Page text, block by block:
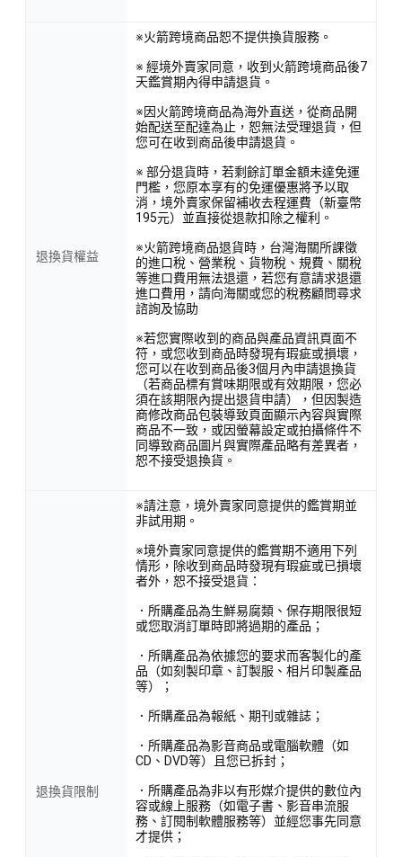
退換貨權益
※火箭跨境商品恕不提供換貨服務。
※ 經境外賣家同意，收到火箭跨境商品後7
天鑑賞期內得申請退貨。
※因火箭跨境商品為海外直送，從商品開
始配送至配達為止，恕無法受理退貨，但
您可在收到商品後申請退貨。
※ 部分退貨時，若剩餘訂單金額未達免運
門檻，您原本享有的免運優惠將予以取
消，境外賣家保留補收去程運費（新臺幣
195元）並直接從退款扣除之權利。
※火箭跨境商品退貨時，台灣海關所課徵
的進口稅、營業稅、貨物稅、規費、關稅
等進口費用無法退還，若您有意請求退還
進口費用，請向海關或您的稅務顧問尋求
諮詢及協助
※若您實際收到的商品與產品資訊頁面不
符，或您收到商品時發現有瑕疵或損壞，
您可以在收到商品後3個月內申請退換貨
（若商品標有賞味期限或有效期限，您必
須在該期限內提出退貨申請），但因製造
商修改商品包裝導致頁面顯示內容與實際
商品不一致，或因螢幕設定或拍攝條件不
同導致商品圖片與實際產品略有差異者，
恕不接受退換貨。
退換貨限制
※請注意，境外賣家同意提供的鑑賞期並
非試用期。
※境外賣家同意提供的鑑賞期不適用下列
情形，除收到商品時發現有瑕疵或已損壞
者外，恕不接受退貨：
．所購產品為生鮮易腐類、保存期限很短
或您取消訂單時即將過期的產品；
．所購產品為依據您的要求而客製化的產
品（如刻製印章、訂製服、相片印製產品
等）；
．所購產品為報紙、期刊或雜誌；
．所購產品為影音商品或電腦軟體（如
CD、DVD等）且您已拆封；
．所購產品為非以有形媒介提供的數位內
容或線上服務（如電子書、影音串流服
務、訂閱制軟體服務等）並經您事先同意
才提供；